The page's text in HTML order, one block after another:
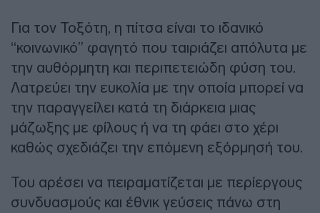
Για τον Τοξότη, η πίτσα είναι το ιδανικό
“κοινωνικό” φαγητό που ταιριάζει απόλυτα με
την αυθόρμητη και περιπετειώδη φύση του.
Λατρεύει την ευκολία με την οποία μπορεί να
την παραγγείλει κατά τη διάρκεια μιας
μάζωξης με φίλους ή να τη φάει στο χέρι
καθώς σχεδιάζει την επόμενη εξόρμησή του.
Του αρέσει να πειραματίζεται με περίεργους
συνδυασμούς και έθνικ γεύσεις πάνω στη